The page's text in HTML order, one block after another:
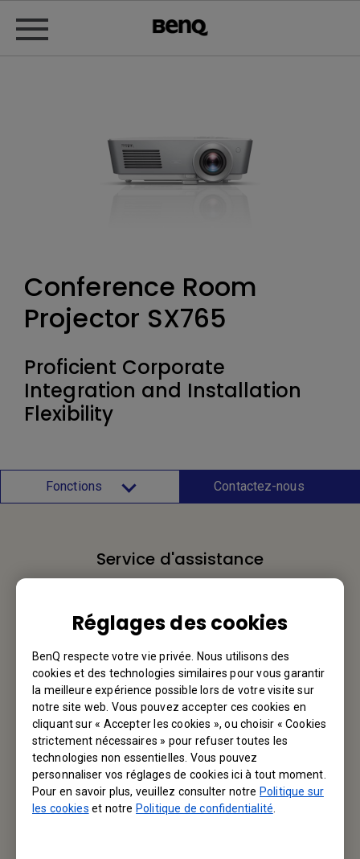
Réglages des cookies
BenQ respecte votre vie privée. Nous utilisons des
cookies et des technologies similaires pour vous garantir
la meilleure expérience possible lors de votre visite sur
notre site web. Vous pouvez accepter ces cookies en
cliquant sur « Accepter les cookies », ou choisir « Cookies
strictement nécessaires » pour refuser toutes les
technologies non essentielles. Vous pouvez
personnaliser vos réglages de cookies ici à tout moment.
Pour en savoir plus, veuillez consulter notre Politique sur
les cookies et notre Politique de confidentialité
Conference Room
Projector SX765
Proficient Corporate
Integration and Installation
Flexibility
Fonctions Contactez-nous
Service d'assistance
Contactez-nous
Votre BenQ
BenQ America Corp.
3200 Park Center Drive, Suite 150 Costa Mesa, CA 92626,
USA